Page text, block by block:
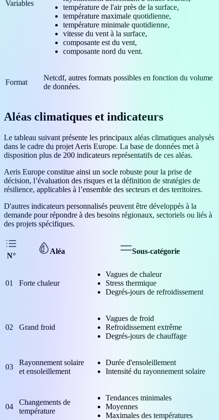
Variables
température de l'air près de la surface,
température maximale quotidienne,
température minimale quotidienne,
vitesse du vent à la surface,
composante est du vent,
composante nord du vent.
Format
Netcdf, autres formats possibles en fonction du volume
de données.
Aléas climatiques et indicateurs
Le tableau suivant présente les principaux aléas climatiques analysés
dans le cadre du projet Aeris Europe. La base de données met à
disposition plus de 200 indicateurs représentatifs de ces aléas.
Aeris Europe constitue ainsi un socle robuste pour la prise de
décision, l’évaluation des risques et la définition de stratégies de
résilience, applicables à l’ensemble des secteurs et des territoires.
D'autres indicateurs personnalisés peuvent être développés à la
demande pour répondre à des besoins régionaux, sectoriels ou liés à
des projets spécifiques.
N°
Aléa Sous-catégorie
01 Forte chaleur
Vagues de chaleur
Stress thermique
Degrés-jours de refroidissement
02 Grand froid
Vagues de froid
Refroidissement extrême
Degrés-jours de chauffage
03
Rayonnement solaire
et ensoleillement
Durée d'ensoleillement
Intensité du rayonnement solaire
04
Changements de
température
Tendances minimales
Moyennes
Maximales des températures